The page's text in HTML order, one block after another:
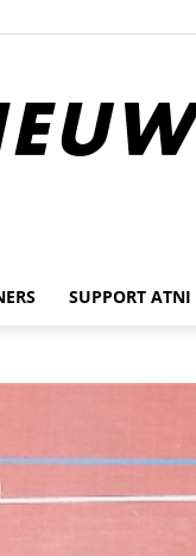
SUPPORT ATNI